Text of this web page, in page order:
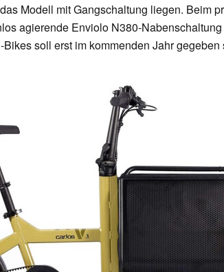
Modell mit Gangschaltung liegen. Beim
agierende Enviolo N380-
soll erst im kommenden Jahr gegeben